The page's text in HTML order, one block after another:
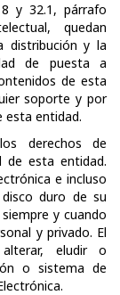
y 32.1, párrafo
quedan
distribución y la
de puesta a
de esta
soporte y por
esta entidad.
derechos de
de esta entidad.
e incluso
duro de su
y cuando
y privado. El
eludir o
o sistema de